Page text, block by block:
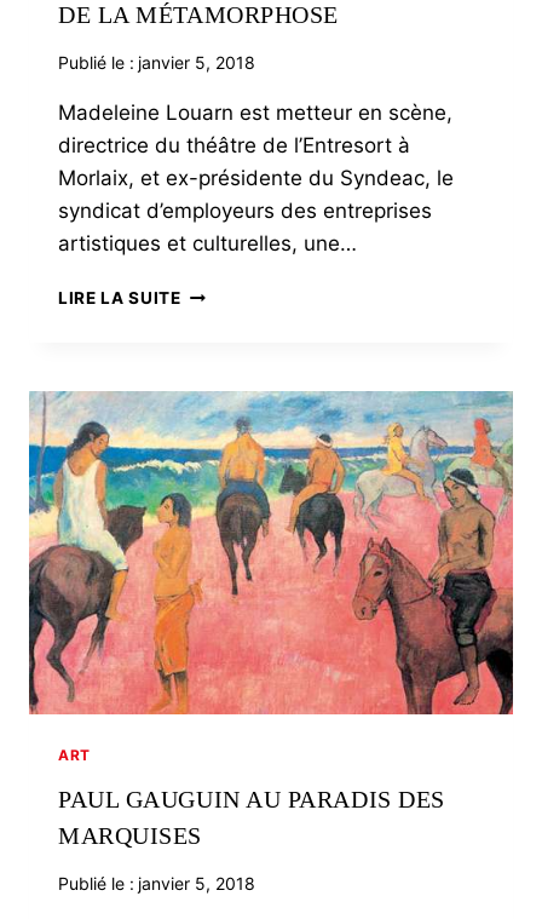
DE LA MÉTAMORPHOSE
Publié le : janvier 5, 2018
Madeleine Louarn est metteur en scène,
directrice du théâtre de l’Entresort à
Morlaix, et ex-présidente du Syndeac, le
syndicat d’employeurs des entreprises
artistiques et culturelles, une…
LIRE LA SUITEMADELEINE
VÉRITÉ
DE
LA
MÉTAMORPHOSE
ART
PAUL GAUGUIN AU PARADIS DES
MARQUISES
Publié le : janvier 5, 2018